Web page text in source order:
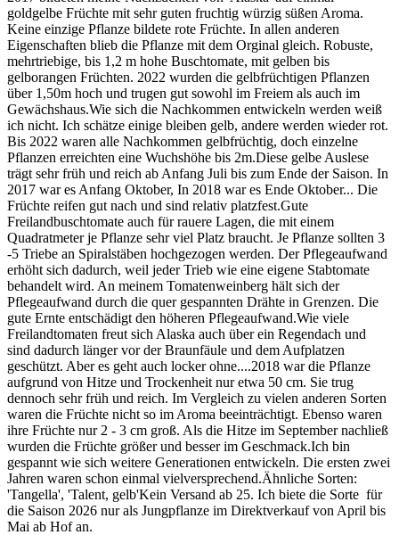
goldgelbe Früchte mit sehr guten fruchtig würzig süßen Aroma.
Keine einzige Pflanze bildete rote Früchte. In allen anderen
Eigenschaften blieb die Pflanze mit dem Orginal gleich. Robuste,
mehrtriebige, bis 1,2 m hohe Buschtomate, mit gelben bis
gelborangen Früchten. 2022 wurden die gelbfrüchtigen Pflanzen
über 1,50m hoch und trugen gut sowohl im Freiem als auch im
Gewächshaus.Wie sich die Nachkommen entwickeln werden weiß
ich nicht. Ich schätze einige bleiben gelb, andere werden wieder rot.
Bis 2022 waren alle Nachkommen gelbfrüchtig, doch einzelne
Pflanzen erreichten eine Wuchshöhe bis 2m.Diese gelbe Auslese
trägt sehr früh und reich ab Anfang Juli bis zum Ende der Saison. In
2017 war es Anfang Oktober, In 2018 war es Ende Oktober... Die
Früchte reifen gut nach und sind relativ platzfest.Gute
Freilandbuschtomate auch für rauere Lagen, die mit einem
Quadratmeter je Pflanze sehr viel Platz braucht. Je Pflanze sollten 3
-5 Triebe an Spiralstäben hochgezogen werden. Der Pflegeaufwand
erhöht sich dadurch, weil jeder Trieb wie eine eigene Stabtomate
behandelt wird. An meinem Tomatenweinberg hält sich der
Pflegeaufwand durch die quer gespannten Drähte in Grenzen. Die
gute Ernte entschädigt den höheren Pflegeaufwand.Wie viele
Freilandtomaten freut sich Alaska auch über ein Regendach und
sind dadurch länger vor der Braunfäule und dem Aufplatzen
geschützt. Aber es geht auch locker ohne....2018 war die Pflanze
aufgrund von Hitze und Trockenheit nur etwa 50 cm. Sie trug
dennoch sehr früh und reich. Im Vergleich zu vielen anderen Sorten
waren die Früchte nicht so im Aroma beeinträchtigt. Ebenso waren
ihre Früchte nur 2 - 3 cm groß. Als die Hitze im September nachließ
wurden die Früchte größer und besser im Geschmack.Ich bin
gespannt wie sich weitere Generationen entwickeln. Die ersten zwei
Jahren waren schon einmal vielversprechend.Ähnliche Sorten:
'Tangella', 'Talent, gelb'Kein Versand ab 25. Ich biete die Sorte für
die Saison 2026 nur als Jungpflanze im Direktverkauf von April bis
Mai ab Hof an.